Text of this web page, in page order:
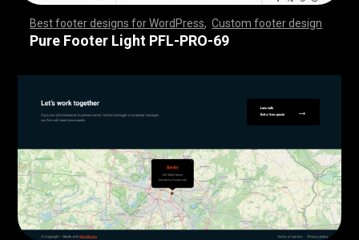
Best footer designs for WordPress ,Custom footer design
,,,,,,,,,,,,,,,,,,,,,,,,,,,,,,,,,,,,, ,,,,,,,,,,,,,,,,,,,,,,,,
,,,,,,,,,,,,,,,,,,,,,,,,,,,,,,,,,,,,, ,,,,,,,,,,,,,,,,,,,,,,,,
,,,,,,,,
Pure Footer Light PFL-PRO-69